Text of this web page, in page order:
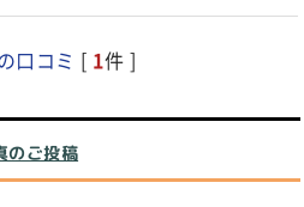
口コミ [ 1件 ]
のご投稿